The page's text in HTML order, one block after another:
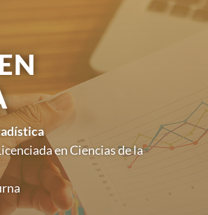
en Ciencias de la